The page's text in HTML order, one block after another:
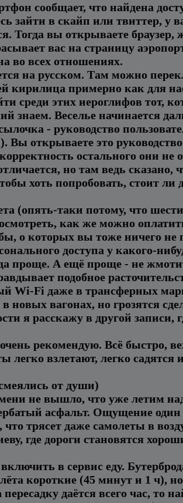
сообщает, что найдена
зайти в скайп или твиттер, у
Тогда вы открываете браузер,
вас на страницу
во всех отношениях.
на русском. Там можно
кирилица примерно как для
среди этих иероглифов тот,
знаем. Веселье начинается
- руководство
Вы открываете это
остального они не
но там ведь сказано,
хоть попробовать, стоит
(опять-таки потому, что
как же можно
о которых вы тоже ничего не
доступа у какого-
проще. А ещё проще - не
подобное
Wi-Fi даже в трансферных
новых вагонах, но грозятся
я расскажу в другой записи,
рекомендую. Всё быстро,
взлетают, легко садятся
от души)
не вышло, что уже летим
асфальт. Ощущение
трясет даже самолеты в
где дороги становятся
в сервис еду.
короткие (45 минут и 1 ч),
даётся всего час, то